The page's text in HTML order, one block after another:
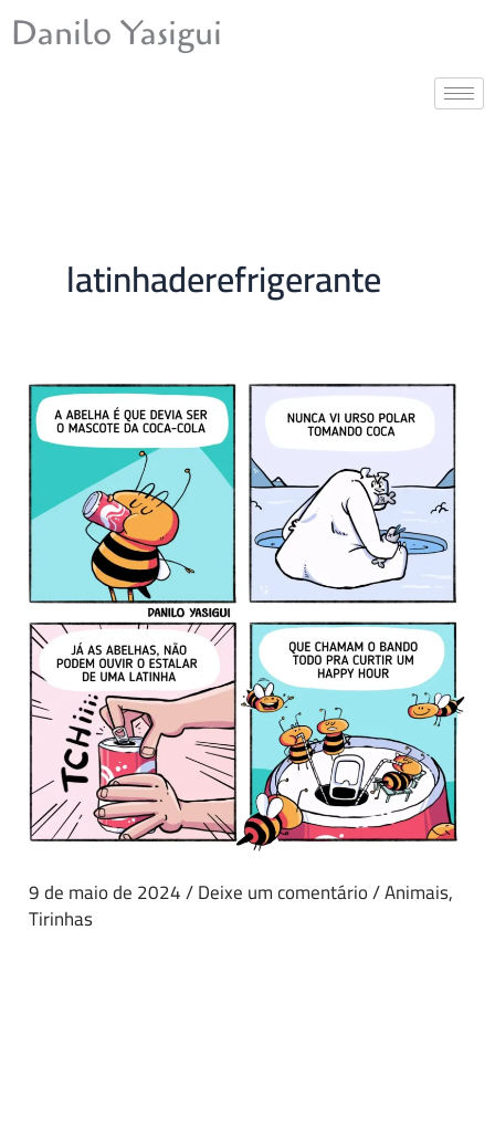
para
Danilo Yasigui
latinhaderefrigerante
9 de maio de 2024/Deixe um comentário/Animais,
Tirinhas